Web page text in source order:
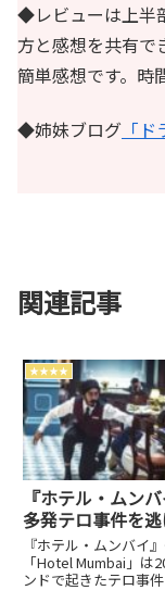
◆レビューは上半
方と感想を共有で
簡単感想です。時
◆姉妹ブログ 「
関連記事
★★★★
『ホテル・ムン
多発テロ事件を
『ホテル・ムンバイ
「Hotel Mumbai」は
ンドで起きたテロ事